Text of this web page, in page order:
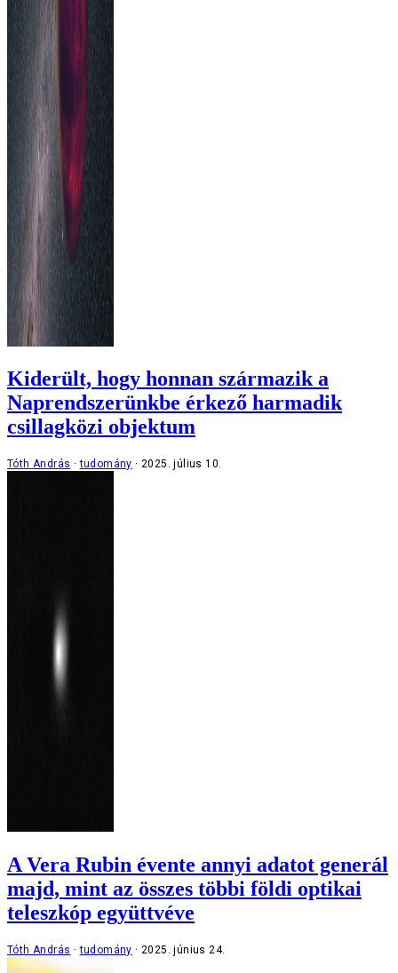
Kiderült, hogy honnan származik a
Naprendszerünkbe érkező harmadik
csillagközi objektum
Tóth András tudomány 2025. július 10.
A Vera Rubin évente annyi adatot generál
majd, mint az összes többi földi optikai
teleszkóp együttvéve
Tóth András tudomány 2025. június 24.